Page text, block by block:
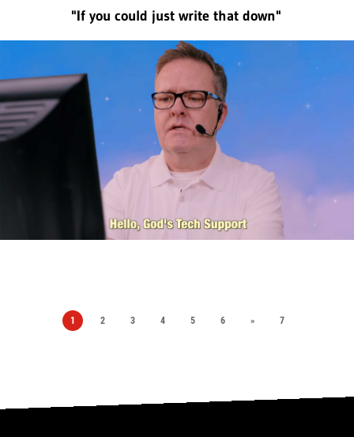
"If you could just write that down"
1 2 3 4 5 6 » 7